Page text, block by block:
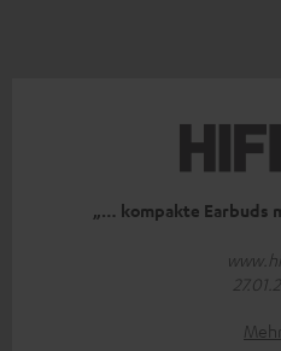
„… kompakte Earbuds